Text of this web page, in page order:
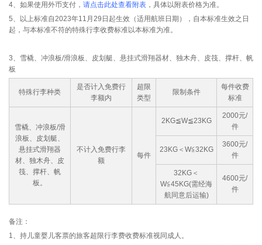
4、如果使用外币支付， 请点击此处查看附表 ，具体以附表价格为准。
5、以上标准自2023年11月29日起生效（适用航班日期），自本标准生效之日
起，与本标准不符的特殊行李收费标准以本标准为准。
3、雪橇、冲浪板/滑浪板、皮划艇、悬挂式滑翔器材、独木舟、皮筏、撑杆、帆
板
特殊行李种类
是否计入免费行
李额内
超限
类型
限制条件
每件收费
标准
雪橇、冲浪板/滑
浪板、皮划艇、
悬挂式滑翔器
材、独木舟、皮
筏、撑杆、帆
板。
不计入免费行李
额
每件
2KG≦W≦23KG
2000元/
件
23KG＜W≦32KG
3600元/
件
32KG＜
W≦45KG(需经海
航同意后运输)
4600元/
件
备注：
1、持儿童婴儿客票的旅客超限行李费收费标准视同成人。